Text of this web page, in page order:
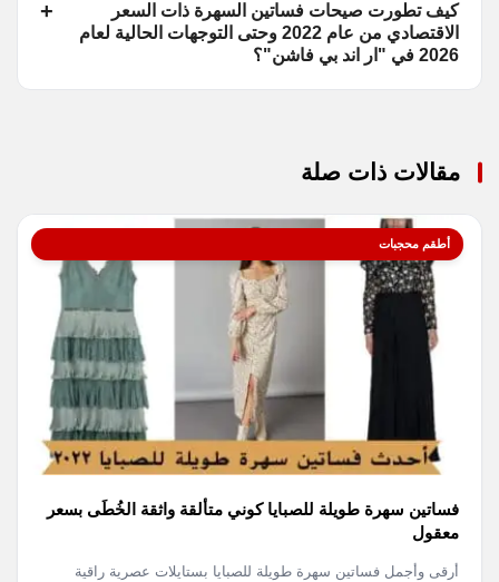
كيف تطورت صيحات فساتين السهرة ذات السعر
الاقتصادي من عام 2022 وحتى التوجهات الحالية لعام
2026 في "ار اند بي فاشن"؟
مقالات ذات صلة
أطقم محجبات
فساتين سهرة طويلة للصبايا كوني متألقة واثقة الخُطَى بسعر
معقول
أرقى وأجمل فساتين سهرة طويلة للصبايا بستايلات عصرية راقية